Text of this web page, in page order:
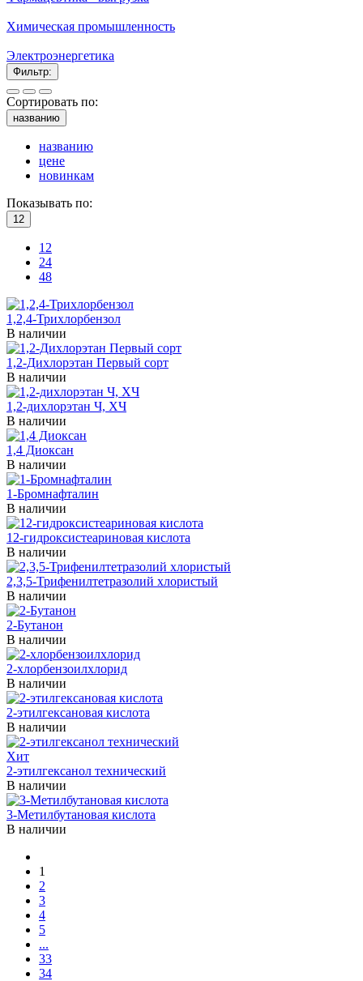
Химическая промышленность
Электроэнергетика
Фильтр:
Сортировать по:
названию
названию
цене
новинкам
Показывать по:
12
12
24
48
1,2,4-Трихлорбензол
В наличии
1,2-Дихлорэтан Первый сорт
В наличии
1,2-дихлорэтан Ч, ХЧ
В наличии
1,4 Диоксан
В наличии
1-Бромнафталин
В наличии
12-гидроксистеариновая кислота
В наличии
2,3,5-Трифенилтетразолий хлористый
В наличии
2-Бутанон
В наличии
2-хлорбензоилхлорид
В наличии
2-этилгексановая кислота
В наличии
Хит
2-этилгексанол технический
В наличии
3-Метилбутановая кислота
В наличии
1
2
3
4
5
...
33
34